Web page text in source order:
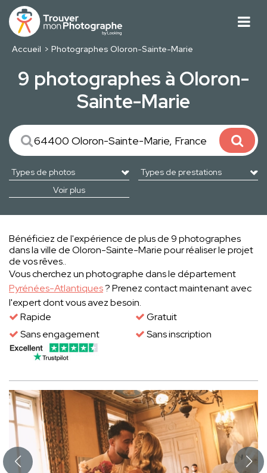
Accueil Photographes Oloron-Sainte-Marie
9 photographes à Oloron-
Sainte-Marie
Voir plus
Bénéficiez de l'expérience de plus de 9 photographes
dans la ville de Oloron-Sainte-Marie pour réaliser le projet
de vos rêves..
Vous cherchez un photographe dans le département
Pyrénées-Atlantiques? Prenez contact maintenant avec
l'expert dont vous avez besoin.
Rapide
Gratuit
Sans engagement
Sans inscription